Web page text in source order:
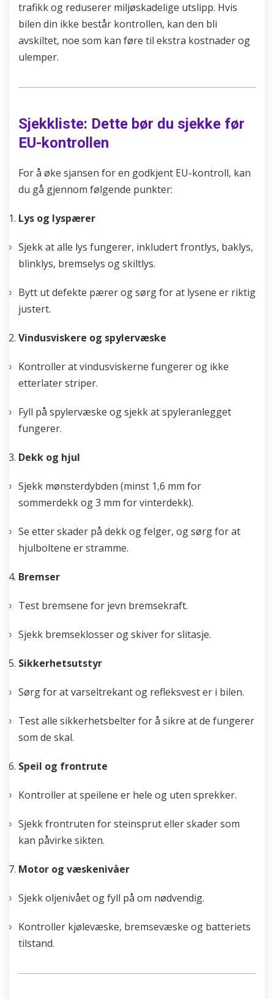
trafikk og reduserer miljøskadelige utslipp. Hvis
bilen din ikke består kontrollen, kan den bli
avskiltet, noe som kan føre til ekstra kostnader og
ulemper.
Sjekkliste: Dette bør du sjekke før
EU-kontrollen
For å øke sjansen for en godkjent EU-kontroll, kan
du gå gjennom følgende punkter:
Lys og lyspærer
Sjekk at alle lys fungerer, inkludert frontlys, baklys,
blinklys, bremselys og skiltlys.
Bytt ut defekte pærer og sørg for at lysene er riktig
justert.
Vindusviskere og spylervæske
Kontroller at vindusviskerne fungerer og ikke
etterlater striper.
Fyll på spylervæske og sjekk at spyleranlegget
fungerer.
Dekk og hjul
Sjekk mønsterdybden (minst 1,6 mm for
sommerdekk og 3 mm for vinterdekk).
Se etter skader på dekk og felger, og sørg for at
hjulboltene er stramme.
Bremser
Test bremsene for jevn bremsekraft.
Sjekk bremseklosser og skiver for slitasje.
Sikkerhetsutstyr
Sørg for at varseltrekant og refleksvest er i bilen.
Test alle sikkerhetsbelter for å sikre at de fungerer
som de skal.
Speil og frontrute
Kontroller at speilene er hele og uten sprekker.
Sjekk frontruten for steinsprut eller skader som
kan påvirke sikten.
Motor og væskenivåer
Sjekk oljenivået og fyll på om nødvendig.
Kontroller kjølevæske, bremsevæske og batteriets
tilstand.